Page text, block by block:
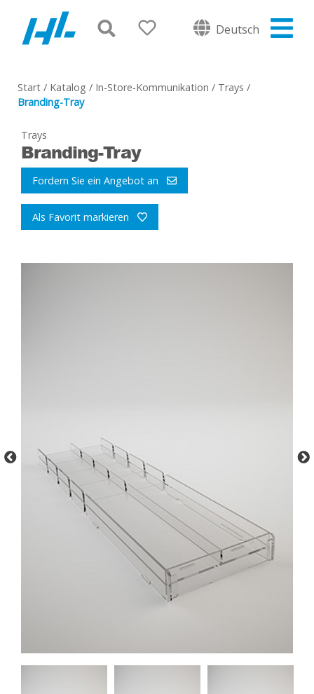
Deutsch
Start / Katalog / In-Store-Kommunikation / Trays /
Branding-Tray
Trays
Branding-Tray
Fordern Sie ein Angebot an
Als Favorit markieren
- -